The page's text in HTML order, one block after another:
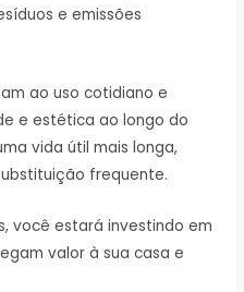
e emissões
ao uso cotidiano e
e estética ao longo do
vida útil mais longa,
frequente.
você estará investindo em
valor à sua casa e